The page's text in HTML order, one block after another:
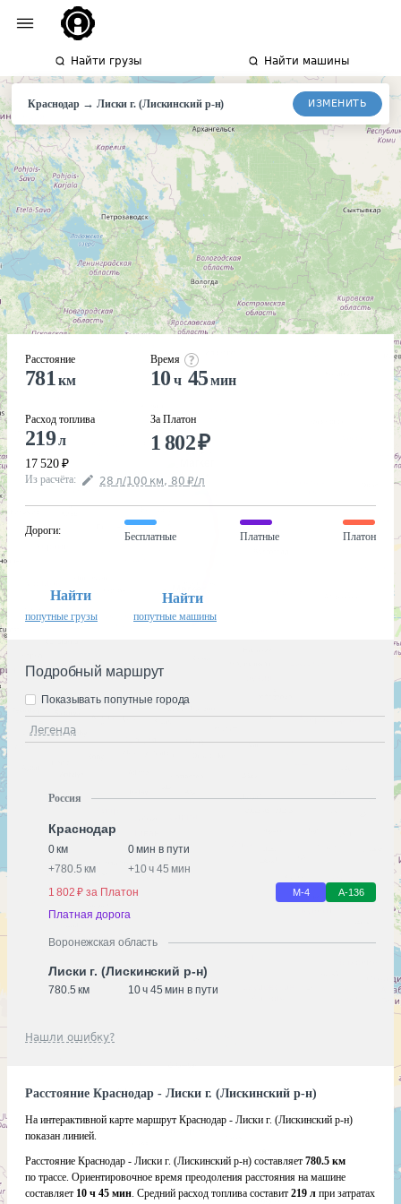
Найти грузы Найти машины
Краснодар → Лискиг. (Лискинский р-н) ИЗМЕНИТЬ
Расстояние
781 км
Расход топлива
219л
17 520 ₽
Время
10 ч 45 мин
За Платон
1 802₽
Из расчёта: 28 л/100 км, 80 ₽/л
Дороги:
Бесплатные Платные Платон
Найти
попутные грузы
Найти
попутные машины
Подробный маршрут
Легенда
Показывать попутные города
Россия
Краснодар
0 км
0 мин в пути
+780.5 км +10 ч 45 мин
1 802 ₽ за Платон
М-4 А-136
Платная дорога
Воронежская область
Лиски г. (Лискинский р-н)
780.5 км 10 ч 45 мин в пути
Нашли ошибку?
Расстояние Краснодар - Лиски г. (Лискинский р-н)
На интерактивной карте маршрут Краснодар - Лиски г. (Лискинский р-н)
показан линией.
Расстояние Краснодар - Лиски г. (Лискинский р-н) составляет 780.5 км
по трассе. Ориентировочное время преодоления расстояния на машине
составляет 10 ч 45 мин. Средний расход топлива составит 219 л при затратах